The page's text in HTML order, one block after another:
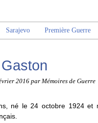
Sarajevo Première Guerre
2016 par Mémoires de Guerre
né le 24 octobre 1924